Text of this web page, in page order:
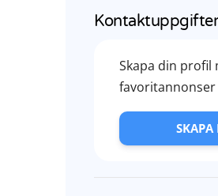
Skapa din profil